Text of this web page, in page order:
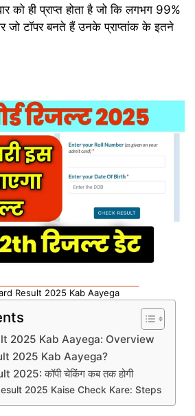
को ही प्राप्त होता है जो कि लगभग 99%
जो टॉपर बनते हैं उनके प्राप्तांक के इतने
Result 2025 Kab Aayega
2025 Kab Aayega: Overview
2025 Kab Aayega?
2025: कॉपी चेकिंग कब तक होगी
2025 Kaise Check Kare: Steps